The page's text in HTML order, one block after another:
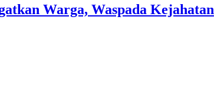
Warga, Waspada Kejahatan